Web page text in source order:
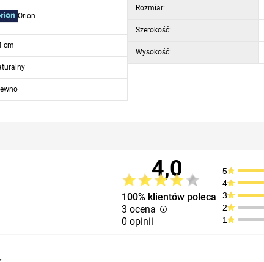
Orion
cm
Rozmiar:
Szerokość:
Wysokość:
4,0
100% klientów poleca
3 ocena
0 opinii
5
4
3
2
1